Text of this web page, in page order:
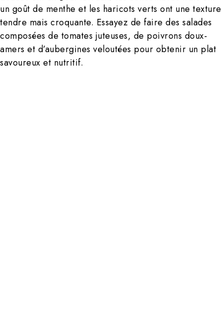
un goût de menthe et les haricots verts ont une texture
tendre mais croquante. Essayez de faire des salades
composées de tomates juteuses, de poivrons doux-
amers et d’aubergines veloutées pour obtenir un plat
savoureux et nutritif.